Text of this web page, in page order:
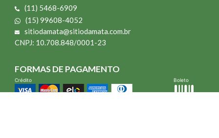
(11) 5468-6909
(15) 99608-4052
sitiodamata@sitiodamata.com.br
CNPJ: 10.708.848/0001-23
FORMAS DE PAGAMENTO
Crédito Boleto